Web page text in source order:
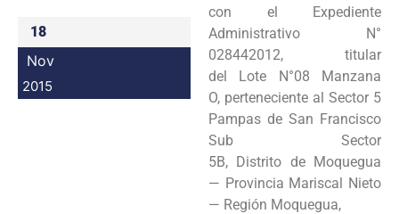
18
Nov
2015
con el Expediente
Administrativo N°
028442012, titular
del Lote N°08 Manzana
O, perteneciente al Sector 5
Pampas de San Francisco
Sub Sector
5B, Distrito de Moquegua
— Provincia Mariscal Nieto
— Región Moquegua,